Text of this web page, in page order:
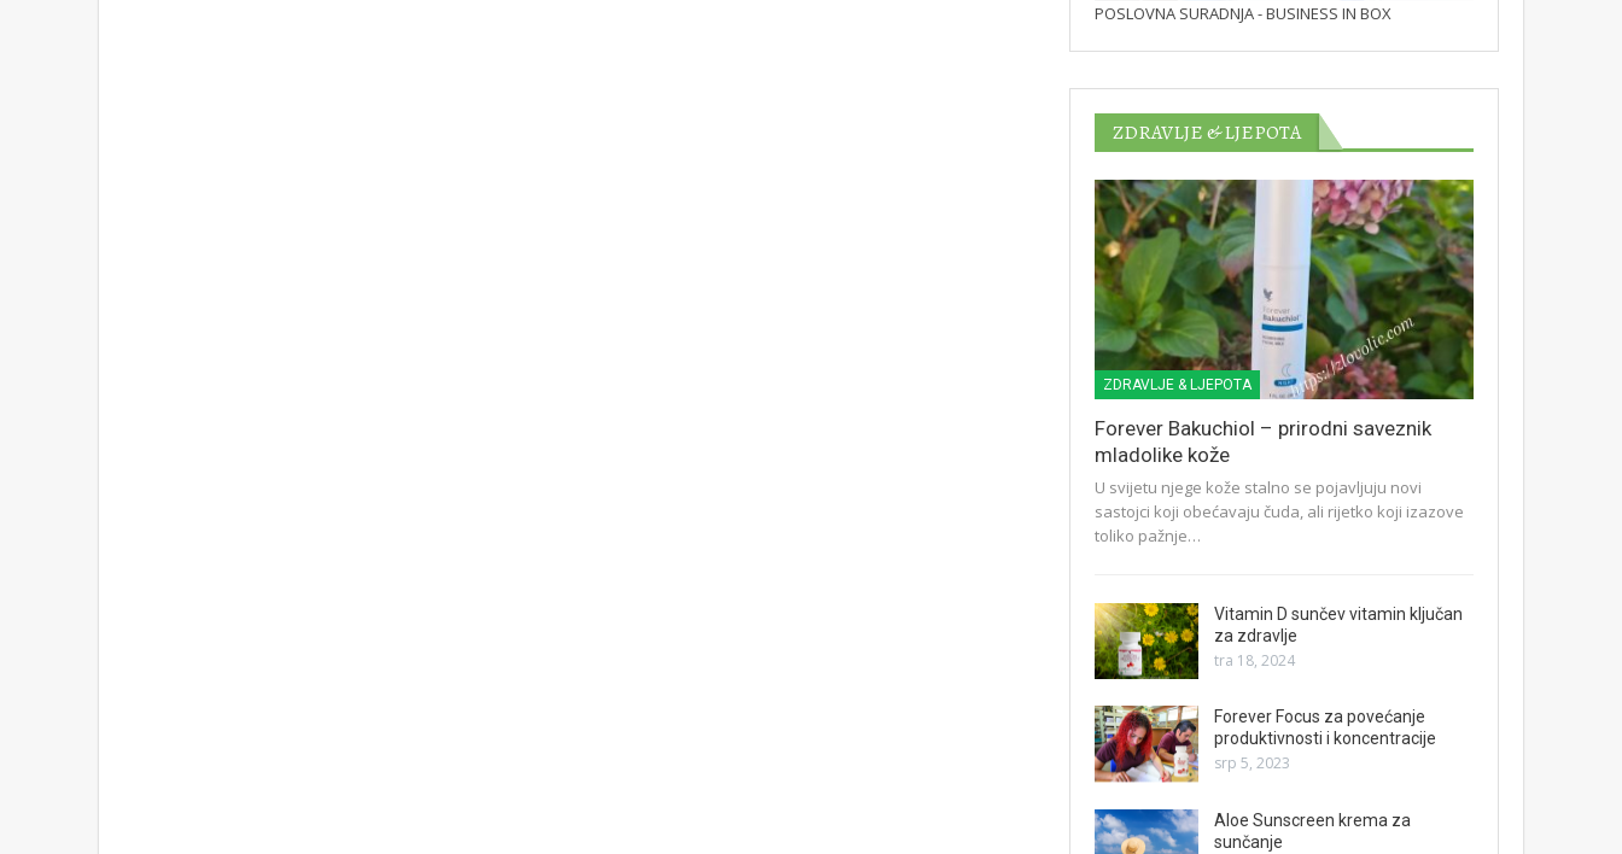
POSLOVNA SURADNJA - BUSINESS IN BOX
ZDRAVLJE & LJEPOTA
ZDRAVLJE & LJEPOTA
Forever Bakuchiol – prirodni saveznik
mladolike kože
U svijetu njege kože stalno se pojavljuju novi
sastojci koji obećavaju čuda, ali rijetko koji izazove
toliko pažnje…
Vitamin D sunčev vitamin ključan
za zdravlje
tra 18, 2024
Forever Focus za povećanje
produktivnosti i koncentracije
srp 5, 2023
Aloe Sunscreen krema za
sunčanje